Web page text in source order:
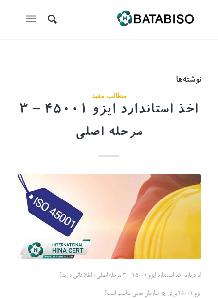
نوشته‌ها
مطالب مفید
اخذ استاندارد ایزو 45001 – 3
مرحله اصلی
آیا درباره اخذ استاندارد ایزو 45001 – 3 مرحله اصلی ، اطلاعاتی دارید؟
ایزو 45001 برای چه سازمان هایی مناسب است؟